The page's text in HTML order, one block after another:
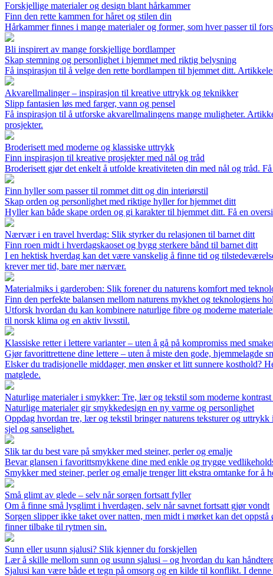
Forskjellige materialer og design blant hårkammer
Finn den rette kammen for håret og stilen din
Hårkammer finnes i mange materialer og former, som hver passer til
Bli inspirert av mange forskjellige bordlamper
Skap stemning og personlighet i hjemmet med riktig belysning
Få inspirasjon til å velge den rette bordlampen til hjemmet ditt.
Akvarellmalinger – inspirasjon til kreative uttrykk og teknikker
Slipp fantasien løs med farger, vann og pensel
Få inspirasjon til å utforske akvarellmalingens mange muligheter.
prosjekter.
Broderisett med moderne og klassiske uttrykk
Finn inspirasjon til kreative prosjekter med nål og tråd
Broderisett gjør det enkelt å utfolde kreativiteten din med nål og tråd.
Finn hyller som passer til rommet ditt og din interiørstil
Skap orden og personlighet med riktige hyller for hjemmet ditt
Hyller kan både skape orden og gi karakter til hjemmet ditt. Få en
Nærvær i en travel hverdag: Slik styrker du relasjonen til barnet ditt
Finn roen midt i hverdagskaoset og bygg sterkere bånd til barnet ditt
I en hektisk hverdag kan det være vanskelig å finne tid og
krever mer tid, bare mer nærvær.
Materialmiks i garderoben: Slik forener du naturens komfort med
Finn den perfekte balansen mellom naturens mykhet og teknologiens
Utforsk hvordan du kan kombinere naturlige fibre og moderne
til norsk klima og en aktiv livsstil.
Klassiske retter i lettere varianter – uten å gå på kompromiss med
Gjør favorittrettene dine lettere – uten å miste den gode, hjemmelagde
Elsker du tradisjonelle middager, men ønsker et litt sunnere kosthold?
matglede.
Naturlige materialer i smykker: Tre, lær og tekstil som moderne
Naturlige materialer gir smykkedesign en ny varme og personlighet
Oppdag hvordan tre, lær og tekstil bringer naturens teksturer og
sjel og sanselighet.
Slik tar du best vare på smykker med steiner, perler og emalje
Bevar glansen i favorittsmykkene dine med enkle og trygge
Smykker med steiner, perler og emalje trenger litt ekstra omtanke for
Små glimt av glede – selv når sorgen fortsatt fyller
Om å finne små lysglimt i hverdagen, selv når savnet fortsatt gjør vondt
Sorgen slipper ikke taket over natten, men midt i mørket kan det
finner tilbake til rytmen sin.
Sunn eller usunn sjalusi? Slik kjenner du forskjellen
Lær å skille mellom sunn og usunn sjalusi – og hvordan du kan
Sjalusi kan være både et tegn på omsorg og en kilde til konflikt. I